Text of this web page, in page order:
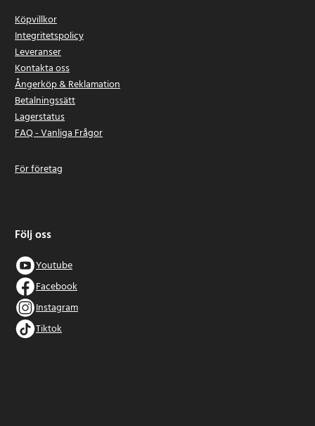
Köpvillkor
Integritetspolicy
Leveranser
Kontakta oss
Ångerköp & Reklamation
Betalningssätt
Lagerstatus
FAQ - Vanliga Frågor
För företag
Följ oss
Youtube
Facebook
Instagram
Tiktok